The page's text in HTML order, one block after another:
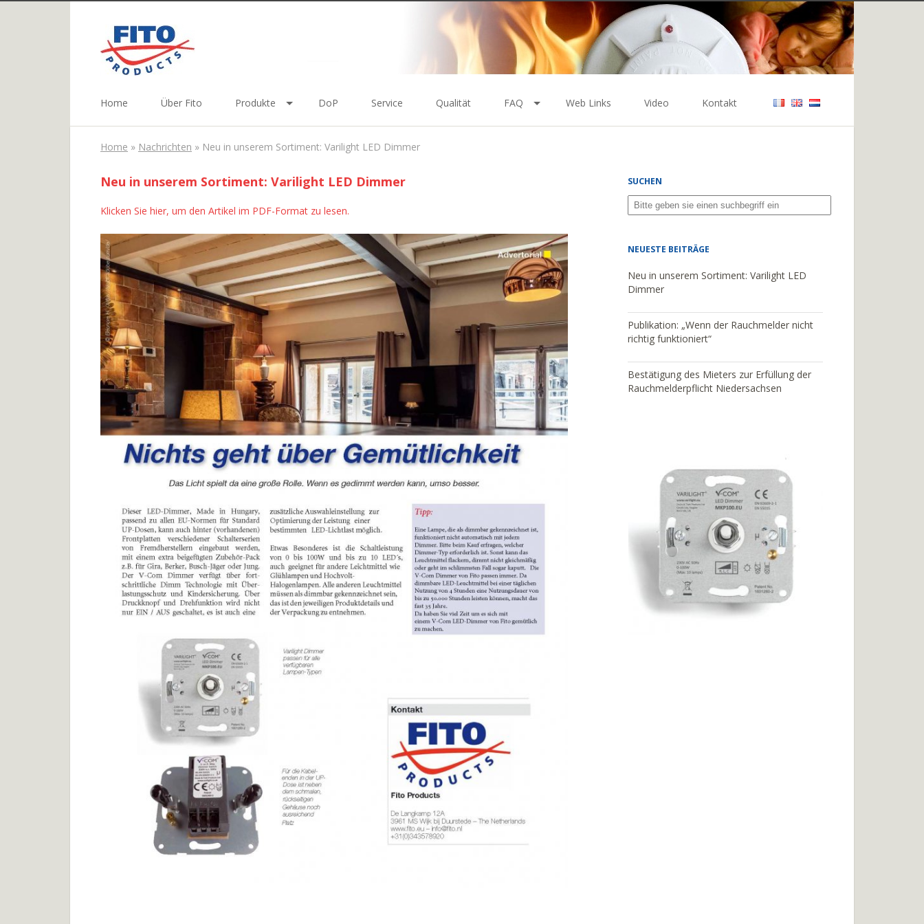
Home Über Fito Produkte DoP Service Qualität FAQ Web Links Video Kontakt
Home » Nachrichten » Neu in unserem Sortiment: Varilight LED Dimmer
Neu in unserem Sortiment: Varilight LED Dimmer
Klicken Sie hier, um den Artikel im PDF-Format zu lesen.
SUCHEN
NEUESTE BEITRÄGE
Neu in unserem Sortiment: Varilight LED
Dimmer
Publikation: „Wenn der Rauchmelder nicht
richtig funktioniert“
Bestätigung des Mieters zur Erfüllung der
Rauchmelderpflicht Niedersachsen